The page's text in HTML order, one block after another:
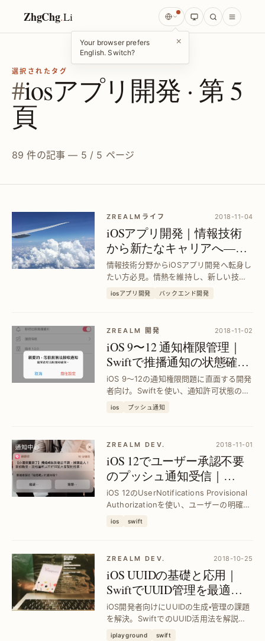
ZhgChg.Li
Your browser prefers
English. Switch?
×
選択されたタグ
#iosアプリ開発 · 第 5
頁
89 件の記事 — 5 / 5 ページ
ZREALMライフ 2018-11-04
iOSアプリ開発｜情報技術
から新たなキャリアへ—情
熱を持ち続ける秘訣
情報技術分野からiOSアプリ開発へ転身し
たい方必見。情熱を維持し、新しい技術
を効率的に習得する方法でキャリアアッ
iosアプリ開発 バックエンド開発
ZREALM 開発 2018-11-02
iOS 9〜12 通知権限管理｜
Swiftで推播通知の状態確認
と権限要求を最適化
iOS 9〜12の通知権限問題に直面する開発
者向け。Swiftを使い、通知許可状態の正
確な判定と権限要求を効率化し、ユーザ
ios プッシュ通知
ZREALM DEV. 2018-11-01
iOS 12でユーザー承認不要
のプッシュ通知受信｜
UserNotifications Provisional
Authorization活用法
iOS 12のUserNotifications Provisional
Authorizationを使い、ユーザーの明確な
ios swift
ZREALM DEV. 2018-10-25
iOS UUIDの基礎と応用｜
SwiftでUUID管理を最適化
する方法
iOS開発者向けにUUIDの生成・管理の課題
を解決。SwiftでのUUID活用法を解説
iplayground swift